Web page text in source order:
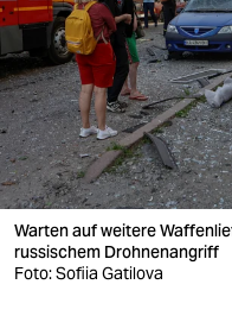
wahrheit
verlag
verlag
veranstaltungen
shop
fragen & hilfe
Warten auf weitere
russischem Drohnenangriff
Foto: Sofiia Gatilova